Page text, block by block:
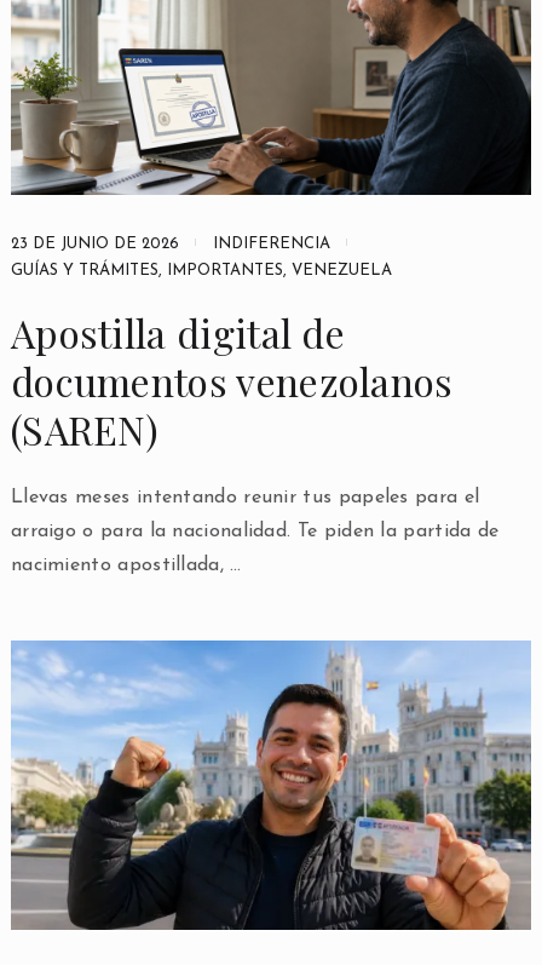
23 DE JUNIO DE 2026
INDIFERENCIA
GUÍAS Y TRÁMITES, IMPORTANTES, VENEZUELA
Apostilla digital de
documentos venezolanos
(SAREN)
Llevas meses intentando reunir tus papeles para el
arraigo o para la nacionalidad. Te piden la partida de
nacimiento apostillada, …